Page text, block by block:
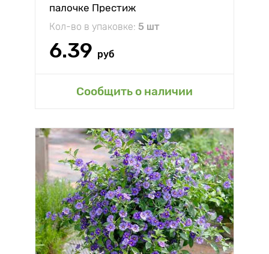
палочке Престиж
Кол-во в упаковке: 5 шт
6.39 руб
Сообщить о наличии